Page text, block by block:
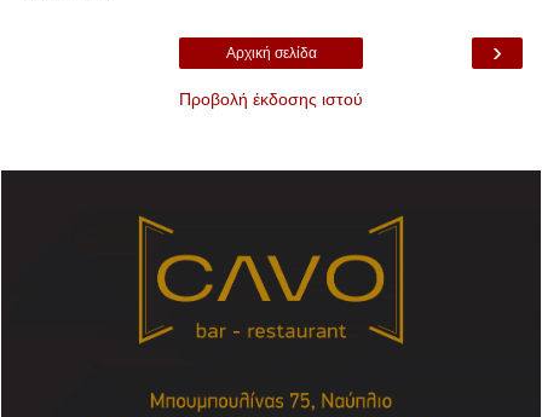
›
Αρχική σελίδα
Προβολή έκδοσης ιστού